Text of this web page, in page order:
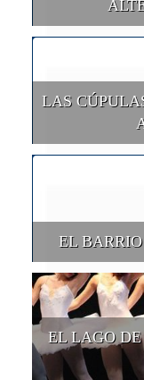
LAS
EL
EL LAGO DE